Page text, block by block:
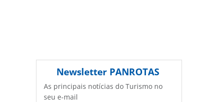
Newsletter PANROTAS
As principais notícias do Turismo no
seu e-mail